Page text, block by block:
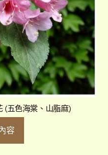
(五色海棠、山脂麻)
容